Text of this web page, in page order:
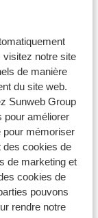
visitez notre site
de manière
du site web.
Sunweb Group
pour améliorer
pour mémoriser
des cookies de
de marketing et
cookies de
pouvons
rendre notre